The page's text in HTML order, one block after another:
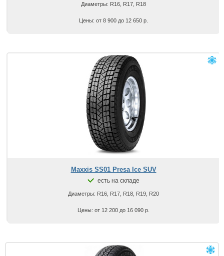
Диаметры: R16, R17, R18
Цены: от 8 900 до 12 650 р.
Maxxis SS01 Presa Ice SUV
есть на складе
Диаметры: R16, R17, R18, R19, R20
Цены: от 12 200 до 16 090 р.